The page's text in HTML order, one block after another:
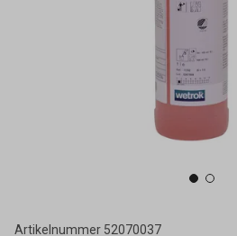
Artikelnummer 52070037